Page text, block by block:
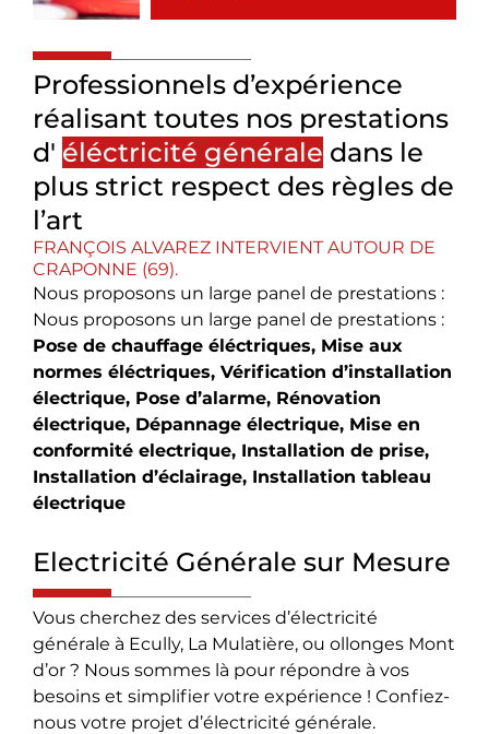
Professionnels d’expérience
réalisant toutes nos prestations
d' éléctricité générale dans le
plus strict respect des règles de
l’art
FRANÇOIS ALVAREZ INTERVIENT AUTOUR DE
CRAPONNE (69).
Nous proposons un large panel de prestations :
Nous proposons un large panel de prestations :
Pose de chauffage éléctriques, Mise aux
normes éléctriques, Vérification d’installation
électrique, Pose d’alarme, Rénovation
électrique, Dépannage électrique, Mise en
conformité electrique, Installation de prise,
Installation d’éclairage, Installation tableau
électrique
Electricité Générale sur Mesure
Vous cherchez des services d’électricité
générale à Ecully, La Mulatière, ou ollonges Mont
d’or ? Nous sommes là pour répondre à vos
besoins et simplifier votre expérience ! Confiez-
nous votre projet d’électricité générale.